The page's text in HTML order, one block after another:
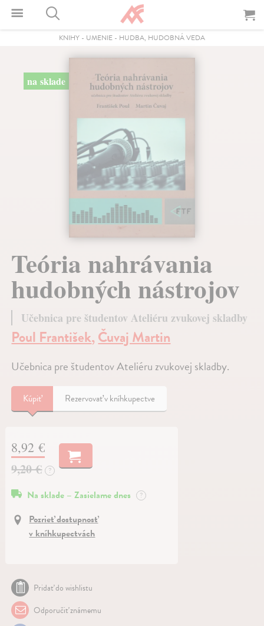
KNIHY - UMENIE - HUDBA, HUDOBNÁ VEDA
na sklade
Teória nahrávania
hudobných nástrojov
Učebnica pre študentov Ateliéru zvukovej skladby
Poul František,Čuvaj Martin
Učebnica pre študentov Ateliéru zvukovej skladby.
Kúpiť Rezervovať v kníhkupectve
8,92 €
9,20 € ?
Na sklade – Zasielame dnes ?
Pozrieť dostupnosť
v kníhkupectvách
Pridať do wishlistu
Odporučiť známemu